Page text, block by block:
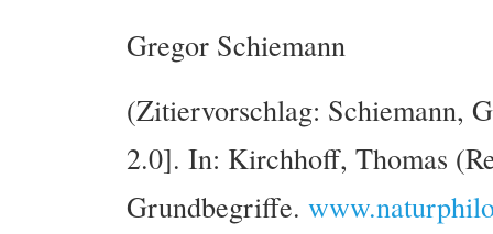
Gregor Schiemann
(Zitiervorschlag: Schiemann,
2.0]. In: Kirchhoff, Thomas
Grundbegriffe.